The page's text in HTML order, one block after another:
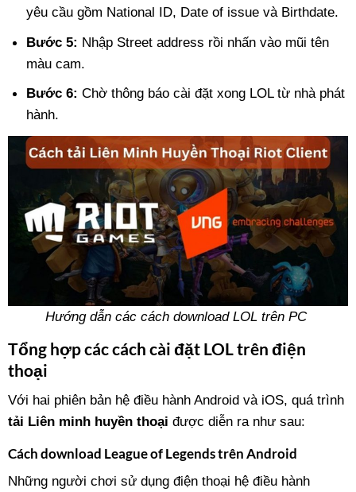
yêu cầu gồm National ID, Date of issue và Birthdate.
Bước 5: Nhập Street address rồi nhấn vào mũi tên
màu cam.
Bước 6: Chờ thông báo cài đặt xong LOL từ nhà phát
hành.
Hướng dẫn các cách download LOL trên PC
Tổng hợp các cách cài đặt LOL trên điện
thoại
Với hai phiên bản hệ điều hành Android và iOS, quá trình
tải Liên minh huyền thoại được diễn ra như sau:
Cách download League of Legends trên Android
Những người chơi sử dụng điện thoại hệ điều hành